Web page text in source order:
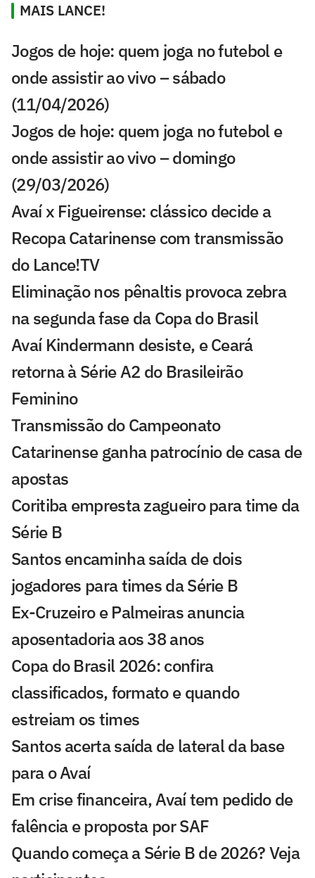
MAIS LANCE!
Jogos de hoje: quem joga no futebol e
onde assistir ao vivo – sábado
(11/04/2026)
Jogos de hoje: quem joga no futebol e
onde assistir ao vivo – domingo
(29/03/2026)
Avaí x Figueirense: clássico decide a
Recopa Catarinense com transmissão
do Lance!TV
Eliminação nos pênaltis provoca zebra
na segunda fase da Copa do Brasil
Avaí Kindermann desiste, e Ceará
retorna à Série A2 do Brasileirão
Feminino
Transmissão do Campeonato
Catarinense ganha patrocínio de casa de
apostas
Coritiba empresta zagueiro para time da
Série B
Santos encaminha saída de dois
jogadores para times da Série B
Ex-Cruzeiro e Palmeiras anuncia
aposentadoria aos 38 anos
Copa do Brasil 2026: confira
classificados, formato e quando
estreiam os times
Santos acerta saída de lateral da base
para o Avaí
Em crise financeira, Avaí tem pedido de
falência e proposta por SAF
Quando começa a Série B de 2026? Veja